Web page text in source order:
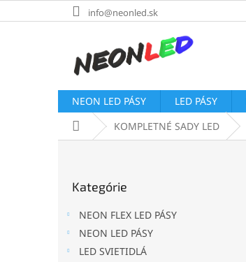
na
info@neonled.sk
NEON LED PÁSY LED PÁSY
DomovKOMPLETNÉ SADY LED
kategórie
Kategórie
NEON FLEX LED PÁSY
NEON LED PÁSY
LED SVIETIDLÁ